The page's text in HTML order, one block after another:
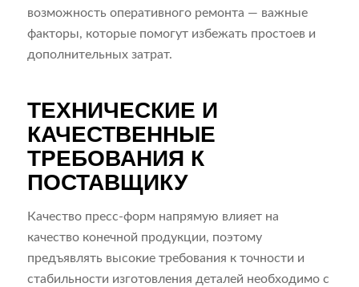
возможность оперативного ремонта — важные
факторы, которые помогут избежать простоев и
дополнительных затрат.
ТЕХНИЧЕСКИЕ И
КАЧЕСТВЕННЫЕ
ТРЕБОВАНИЯ К
ПОСТАВЩИКУ
Качество пресс-форм напрямую влияет на
качество конечной продукции, поэтому
предъявлять высокие требования к точности и
стабильности изготовления деталей необходимо с